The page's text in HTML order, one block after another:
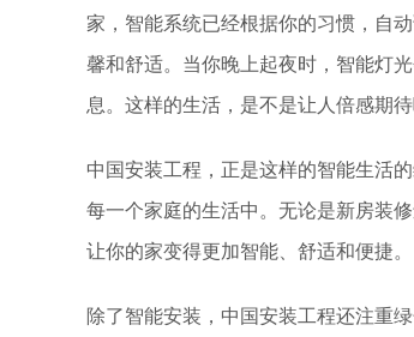
家，智能系统已经根据你的习惯，自
馨和舒适。当你晚上起夜时，智能灯
息。这样的生活，是不是让人倍感期待
中国安装工程，正是这样的智能生活
每一个家庭的生活中。无论是新房装
让你的家变得更加智能、舒适和便捷。
除了智能安装，中国安装工程还注重